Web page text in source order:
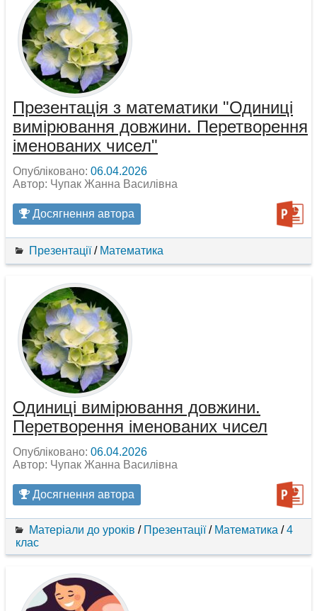
Презентація з математики "Одиниці
вимірювання довжини. Перетворення
іменованих чисел"
Опубліковано: 06.04.2026
Автор: Чупак Жанна Василівна
Досягнення автора
Презентації/ Математика
Одиниці вимірювання довжини.
Перетворення іменованих чисел
Опубліковано: 06.04.2026
Автор: Чупак Жанна Василівна
Досягнення автора
Матеріали до уроків / Презентації/ Математика / 4
клас